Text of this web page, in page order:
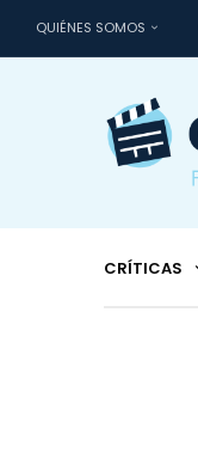
QUIÉNES SOMOS
CRÍTICAS